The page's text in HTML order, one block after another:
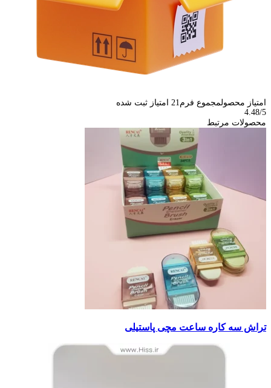
امتیاز محصولمجموع فرم 21 امتیاز ثبت شده
4.48/5
محصولات مرتبط
تراش سه کاره ساعت مچی پاستیلی